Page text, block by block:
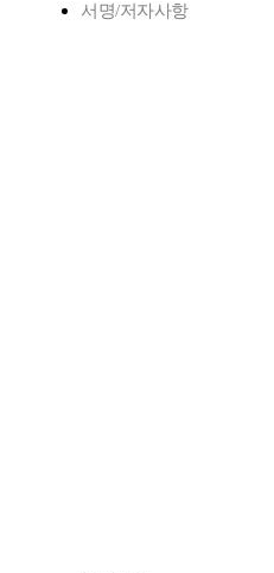
서명/저자사항